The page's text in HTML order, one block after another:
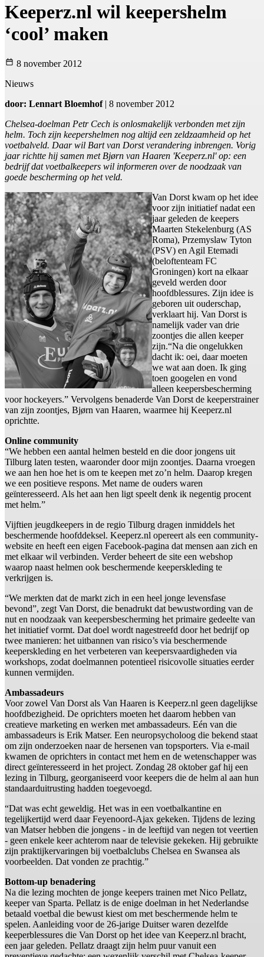
Keeperz.nl wil keepershelm
‘cool’ maken
8 november 2012
Nieuws
door: Lennart Bloemhof| 8 november 2012
Chelsea-doelman Petr Cech is onlosmakelijk verbonden met zijn
helm. Toch zijn keepershelmen nog altijd een zeldzaamheid op het
voetbalveld. Daar wil Bart van Dorst verandering inbrengen. Vorig
jaar richtte hij samen met Bjørn van Haaren 'Keeperz.nl' op: een
bedrijf dat voetbalkeepers wil informeren over de noodzaak van
goede bescherming op het veld.
Van Dorst kwam op het idee
voor zijn initiatief nadat een
jaar geleden de keepers
Maarten Stekelenburg (AS
Roma), Przemyslaw Tyton
(PSV) en Agil Etemadi
(beloftenteam FC
Groningen) kort na elkaar
geveld werden door
hoofdblessures. Zijn idee is
geboren uit ouderschap,
verklaart hij. Van Dorst is
namelijk vader van drie
zoontjes die allen keeper
zijn.“Na die ongelukken
dacht ik: oei, daar moeten
we wat aan doen. Ik ging
toen googelen en vond
alleen keepersbescherming
voor hockeyers.” Vervolgens benaderde Van Dorst de keeperstrainer
van zijn zoontjes, Bjørn van Haaren, waarmee hij Keeperz.nl
oprichtte.
Online community
“We hebben een aantal helmen besteld en die door jongens uit
Tilburg laten testen, waaronder door mijn zoontjes. Daarna vroegen
we aan hen hoe het is om te keepen met zo’n helm. Daarop kregen
we een positieve respons. Met name de ouders waren
geïnteresseerd. Als het aan hen ligt speelt denk ik negentig procent
met helm.”
Vijftien jeugdkeepers in de regio Tilburg dragen inmiddels het
beschermende hoofddeksel. Keeperz.nl opereert als een community-
website en heeft een eigen Facebook-pagina dat mensen aan zich en
met elkaar wil verbinden. Verder beheert de site een webshop
waarop naast helmen ook beschermende keeperskleding te
verkrijgen is.
“We merkten dat de markt zich in een heel jonge levensfase
bevond”, zegt Van Dorst, die benadrukt dat bewustwording van de
nut en noodzaak van keepersbescherming het primaire gedeelte van
het initiatief vormt. Dat doel wordt nagestreefd door het bedrijf op
twee manieren: het uitbannen van risico’s via beschermende
keeperskleding en het verbeteren van keepersvaardigheden via
workshops, zodat doelmannen potentieel risicovolle situaties eerder
kunnen vermijden.
Ambassadeurs
Voor zowel Van Dorst als Van Haaren is Keeperz.nl geen dagelijkse
hoofdbezigheid. De oprichters moeten het daarom hebben van
creatieve marketing en werken met ambassadeurs. Eén van die
ambassadeurs is Erik Matser. Een neuropsycholoog die bekend staat
om zijn onderzoeken naar de hersenen van topsporters. Via e-mail
kwamen de oprichters in contact met hem en de wetenschapper was
direct geïnteresseerd in het project. Zondag 28 oktober gaf hij een
lezing in Tilburg, georganiseerd voor keepers die de helm al aan hun
standaarduitrusting hadden toegevoegd.
“Dat was echt geweldig. Het was in een voetbalkantine en
tegelijkertijd werd daar Feyenoord-Ajax gekeken. Tijdens de lezing
van Matser hebben die jongens - in de leeftijd van negen tot veertien
- geen enkele keer achterom naar de televisie gekeken. Hij gebruikte
zijn praktijkervaringen bij voetbalclubs Chelsea en Swansea als
voorbeelden. Dat vonden ze prachtig.”
Bottom-up benadering
Na die lezing mochten de jonge keepers trainen met Nico Pellatz,
keeper van Sparta. Pellatz is de enige doelman in het Nederlandse
betaald voetbal die bewust kiest om met beschermende helm te
spelen. Aanleiding voor de 26-jarige Duitser waren dezelfde
keeperblessures die Van Dorst op het idee van Keeperz.nl bracht,
een jaar geleden. Pellatz draagt zijn helm puur vanuit een